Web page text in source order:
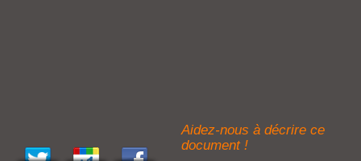
Aidez-nous à décrire ce
document !